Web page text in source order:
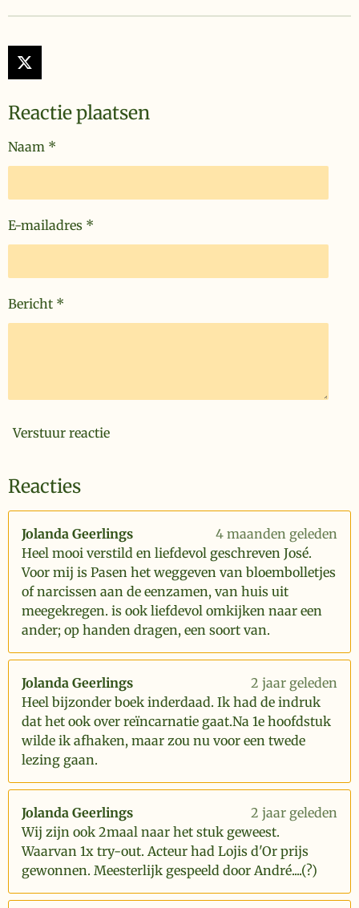
X
Reactie plaatsen
Naam *
E-mailadres *
Bericht *
Verstuur reactie
Reacties
Jolanda Geerlings
4 maanden geleden
Heel mooi verstild en liefdevol geschreven José.
Voor mij is Pasen het weggeven van bloembolletjes
of narcissen aan de eenzamen, van huis uit
meegekregen. is ook liefdevol omkijken naar een
ander; op handen dragen, een soort van.
Jolanda Geerlings
2 jaar geleden
Heel bijzonder boek inderdaad. Ik had de indruk
dat het ook over reïncarnatie gaat.Na 1e hoofdstuk
wilde ik afhaken, maar zou nu voor een twede
lezing gaan.
Jolanda Geerlings
2 jaar geleden
Wij zijn ook 2maal naar het stuk geweest.
Waarvan 1x try-out. Acteur had Lojis d'Or prijs
gewonnen. Meesterlijk gespeeld door André....(?)